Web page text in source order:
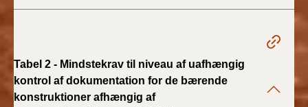
BR18 (1/1 - 30/6
2022)
Tabel 2 - Mindstekrav til niveau af uafhængig
kontrol af dokumentation for de bærende
konstruktioner afhængig af